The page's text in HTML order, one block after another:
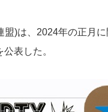
)は、2024年の正月
表した。